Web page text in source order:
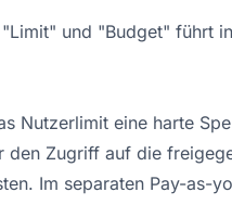
und "Budget" führt
Nutzerlimit eine harte
Zugriff auf die
Im separaten Pay-as-